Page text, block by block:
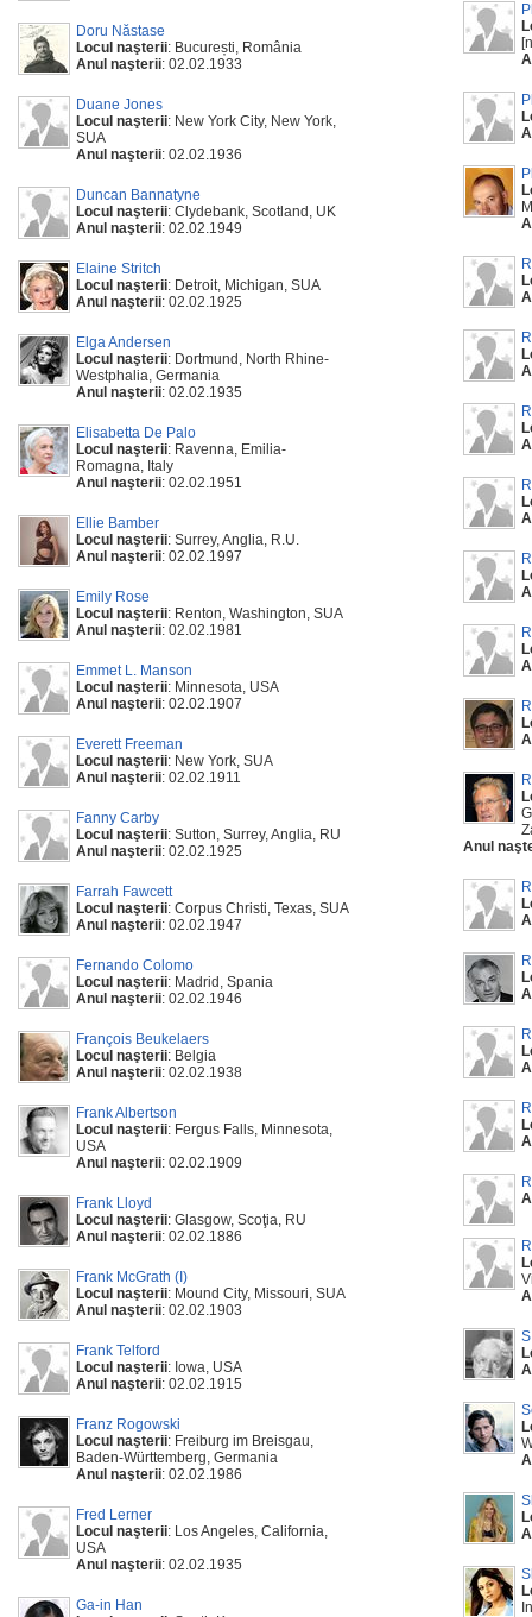
Doru Năstase
Locul naşterii: București, România
Anul naşterii: 02.02.1933
Duane Jones
Locul naşterii: New York City, New York,
SUA
Anul naşterii: 02.02.1936
Duncan Bannatyne
Locul naşterii: Clydebank, Scotland, UK
Anul naşterii: 02.02.1949
Elaine Stritch
Locul naşterii: Detroit, Michigan, SUA
Anul naşterii: 02.02.1925
Elga Andersen
Locul naşterii: Dortmund, North Rhine-
Westphalia, Germania
Anul naşterii: 02.02.1935
Elisabetta De Palo
Locul naşterii: Ravenna, Emilia-
Romagna, Italy
Anul naşterii: 02.02.1951
Ellie Bamber
Locul naşterii: Surrey, Anglia, R.U.
Anul naşterii: 02.02.1997
Emily Rose
Locul naşterii: Renton, Washington, SUA
Anul naşterii: 02.02.1981
Emmet L. Manson
Locul naşterii: Minnesota, USA
Anul naşterii: 02.02.1907
Everett Freeman
Locul naşterii: New York, SUA
Anul naşterii: 02.02.1911
Fanny Carby
Locul naşterii: Sutton, Surrey, Anglia, RU
Anul naşterii: 02.02.1925
Farrah Fawcett
Locul naşterii: Corpus Christi, Texas, SUA
Anul naşterii: 02.02.1947
Fernando Colomo
Locul naşterii: Madrid, Spania
Anul naşterii: 02.02.1946
François Beukelaers
Locul naşterii: Belgia
Anul naşterii: 02.02.1938
Frank Albertson
Locul naşterii: Fergus Falls, Minnesota,
USA
Anul naşterii: 02.02.1909
Frank Lloyd
Locul naşterii: Glasgow, Scoţia, RU
Anul naşterii: 02.02.1886
Frank McGrath (I)
Locul naşterii: Mound City, Missouri, SUA
Anul naşterii: 02.02.1903
Frank Telford
Locul naşterii: Iowa, USA
Anul naşterii: 02.02.1915
Franz Rogowski
Locul naşterii: Freiburg im Breisgau,
Baden-Württemberg, Germania
Anul naşterii: 02.02.1986
Fred Lerner
Locul naşterii: Los Angeles, California,
USA
Anul naşterii: 02.02.1935
Ga-in Han
Anul